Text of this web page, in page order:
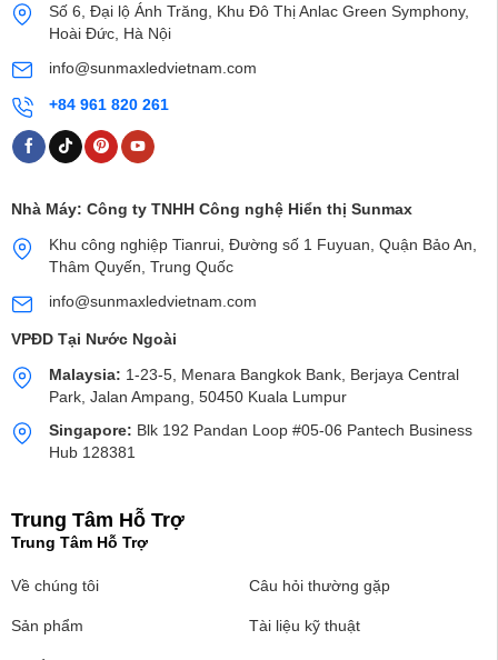
Số 6, Đại lộ Ánh Trăng, Khu Đô Thị Anlac Green Symphony,
Hoài Đức, Hà Nội
info@sunmaxledvietnam.com
+84 961 820 261
Nhà Máy: Công ty TNHH Công nghệ Hiển thị Sunmax
Khu công nghiệp Tianrui, Đường số 1 Fuyuan, Quận Bảo An,
Thâm Quyến, Trung Quốc
info@sunmaxledvietnam.com
VPĐD Tại Nước Ngoài
Malaysia: 1-23-5, Menara Bangkok Bank, Berjaya Central
Park, Jalan Ampang, 50450 Kuala Lumpur
Singapore: Blk 192 Pandan Loop #05-06 Pantech Business
Hub 128381
Trung Tâm Hỗ Trợ
Trung Tâm Hỗ Trợ
Về chúng tôi
Sản phẩm
Câu hỏi thường gặp
Tài liệu kỹ thuật